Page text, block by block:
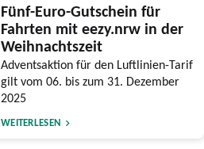
Fünf-Euro-Gutschein für
Fahrten mit eezy.nrw in der
Weihnachtszeit
Adventsaktion für den Luftlinien-Tarif
gilt vom 06. bis zum 31. Dezember
2025
WEITERLESEN